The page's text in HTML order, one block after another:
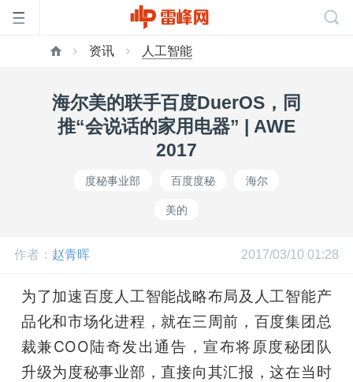
页
网
公
开
资讯 人工智能
海尔美的联手百度DuerOS，同
推“会说话的家用电器” | AWE
2017
度秘事业部 百度度秘 海尔
美的
作者： 赵青晖 2017/03/10 01:28
为了加速百度人工智能战略布局及人工智能产
品化和市场化进程，就在三周前，百度集团总
裁兼COO陆奇发出通告，宣布将原度秘团队
升级为度秘事业部，直接向其汇报，这在当时